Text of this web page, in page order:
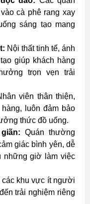
cà phê rang xay
sáng tạo mang
Nội thất tinh tế, ánh
giúp khách hàng
trọn vẹn trải
viên thân thiện,
luôn đảm bảo
thức đồ uống.
Quán thường
giác bình yên, dễ
những giờ làm việc
các khu vực ít người
trải nghiệm riêng